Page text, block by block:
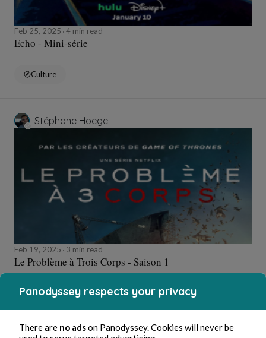
Feb 25, 2025 4 min read
Echo - Mini-série
Culture
Stéphane Hoegel
Feb 19, 2025 3 min read
Le Problème à Trois Corps - Saison 1
Culture
Panodyssey respects your privacy
There are no adson Panodyssey. Cookies will never be